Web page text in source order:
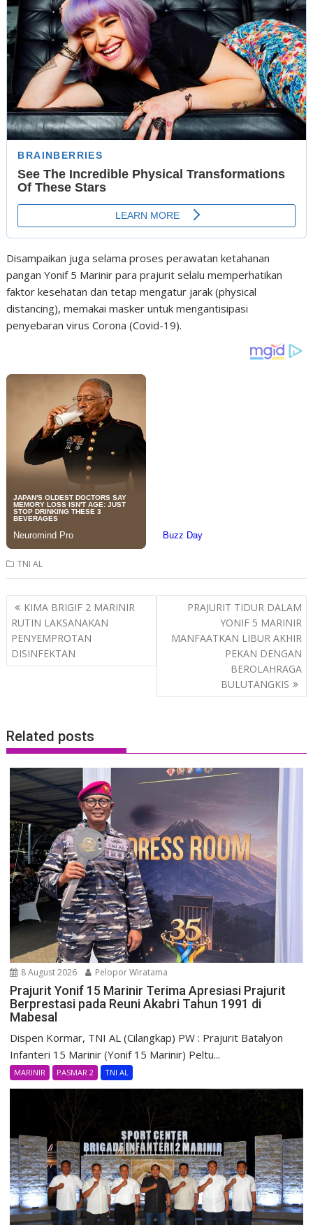
Disampaikan juga selama proses perawatan ketahanan
pangan Yonif 5 Marinir para prajurit selalu memperhatikan
faktor kesehatan dan tetap mengatur jarak (physical
distancing), memakai masker untuk mengantisipasi
penyebaran virus Corona (Covid-19).
TNI AL
Post
navigation
KIMA BRIGIF 2 MARINIR
RUTIN LAKSANAKAN
PENYEMPROTAN
DISINFEKTAN
PRAJURIT TIDUR DALAM
YONIF 5 MARINIR
MANFAATKAN LIBUR AKHIR
PEKAN DENGAN
BEROLAHRAGA
BULUTANGKIS
Related posts
8 August 2026 Pelopor Wiratama
Prajurit Yonif 15 Marinir Terima Apresiasi Prajurit
Berprestasi pada Reuni Akabri Tahun 1991 di
Mabesal
Dispen Kormar, TNI AL (Cilangkap) PW : Prajurit Batalyon
Infanteri 15 Marinir (Yonif 15 Marinir) Peltu...
MARINIR PASMAR 2 TNI AL